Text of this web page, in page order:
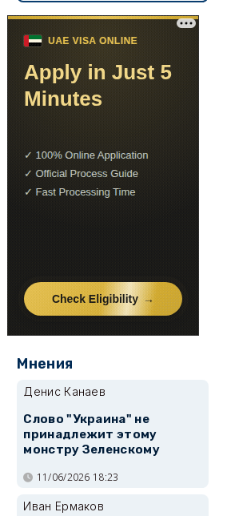
Мнения
Денис Канаев
Слово "Украина" не
принадлежит этому
монстру Зеленскому
11/06/2026 18:23
Иван Ермаков